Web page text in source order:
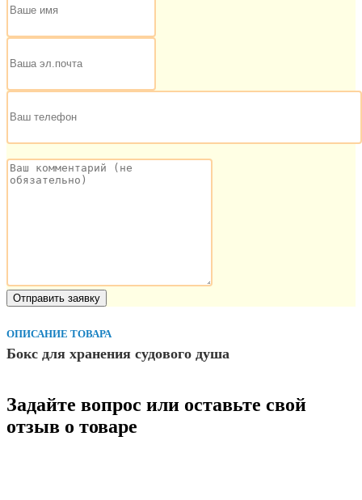
ОПИСАНИЕ ТОВАРА
Бокс для хранения судового душа
Задайте вопрос или оставьте свой
отзыв о товаре